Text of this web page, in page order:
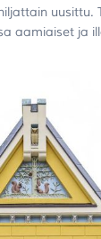
uusittu.
aamiaiset ja